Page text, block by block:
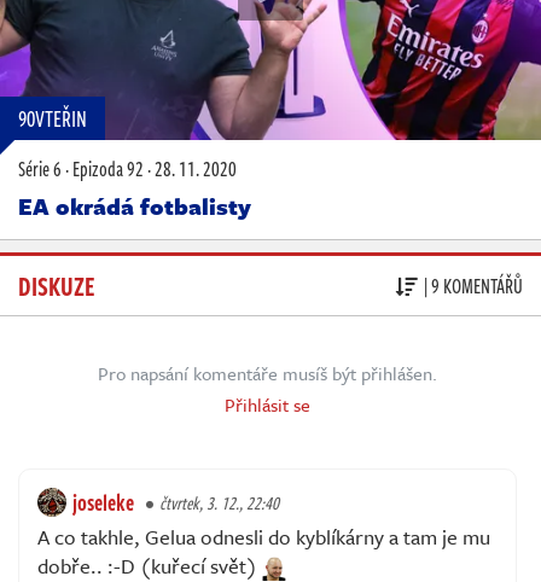
90VTEŘIN
Série 6·Epizoda 92·28. 11. 2020
EA okrádá fotbalisty
DISKUZE | 9 KOMENTÁŘŮ
Pro napsání komentáře musíš být přihlášen.
Přihlásit se
joseleke čtvrtek, 3. 12., 22:40
A co takhle, Gelua odnesli do kyblíkárny a tam je mu
dobře.. :-D (kuřecí svět)